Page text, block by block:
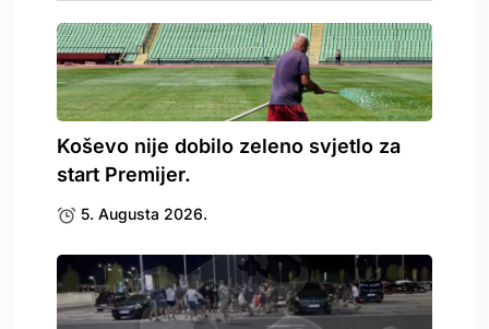
Koševo nije dobilo zeleno svjetlo za
start Premijer.
5. Augusta 2026.